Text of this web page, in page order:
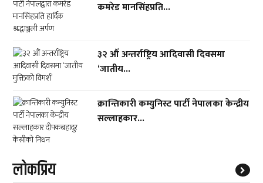
कमरेड मानसिंहप्रति...
३२ औँ अन्तर्राष्ट्रिय आदिवासी दिवसमा
‘जातीय...
क्रान्तिकारी कम्युनिस्ट पार्टी नेपालका केन्द्रीय
सल्लाहकार...
लाेकप्रिय